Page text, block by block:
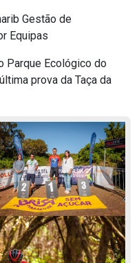
Gestão de
Equipas
Parque Ecológico do
prova da Taça da